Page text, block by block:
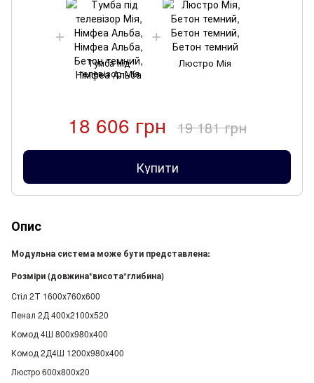
Тумба під
телевізор Мія
Люстро Мія
18 606 грн 19 181 грн
Купити
Опис
Модульна система може бути представлена:
Розміри (довжина*висота*глибина)
Стіл 2Т 1600х760х600
Пенал 2Д 400х2100х520
Комод 4Ш 800х980х400
Комод 2Д4Ш 1200х980х400
Люстро 600х800х20